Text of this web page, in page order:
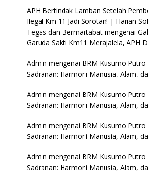
APH Bertindak Lamban Setelah
Ilegal Km 11 Jadi Sorotan! | Harian
Tegas dan Bermartabat mengenai
Garuda Sakti Km11 Merajalela, APH
Admin mengenai BRM Kusumo Putro
Sadranan: Harmoni Manusia, Alam,
Admin mengenai BRM Kusumo Putro
Sadranan: Harmoni Manusia, Alam,
Admin mengenai BRM Kusumo Putro
Sadranan: Harmoni Manusia, Alam,
Admin mengenai BRM Kusumo Putro
Sadranan: Harmoni Manusia, Alam,